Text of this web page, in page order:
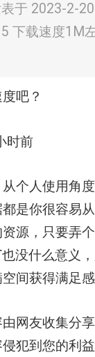
于 2023-2-
下载速度1M
吧？
时前
个人使用角
是你很容易
源，只要弄
没什么意义
间获得满足感
由网友收集分
犯到您的利